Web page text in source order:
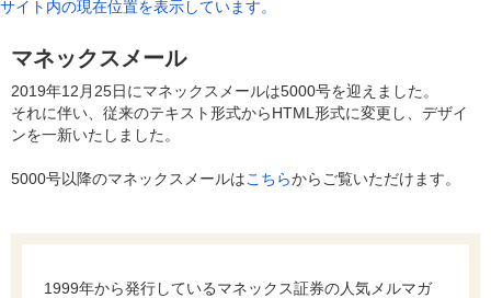
サイト内の現在位置を表示しています。
マネックスメール
2019年12月25日にマネックスメールは5000号を迎えました。
それに伴い、従来のテキスト形式からHTML形式に変更し、デザイ
ンを一新いたしました。
5000号以降のマネックスメールはこちらからご覧いただけます。
1999年から発行しているマネックス証券の人気メルマガ